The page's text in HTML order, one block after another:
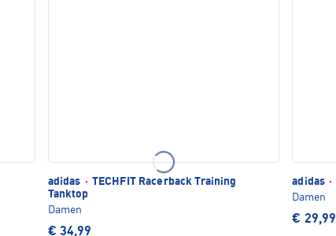
adidas · TECHFIT Racerback Training
Tanktop
Damen
€ 34,99
adidas ·
Damen
€ 29,99